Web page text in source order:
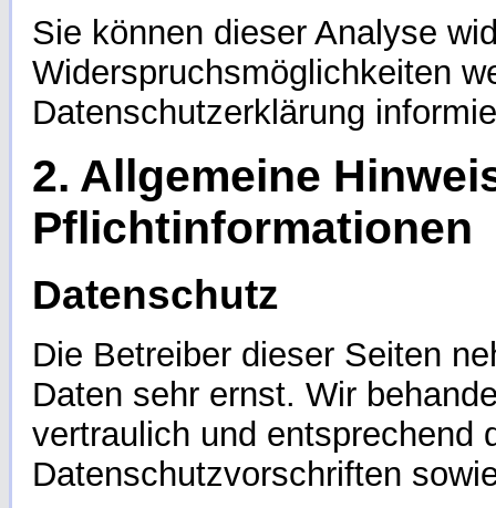
Sie können dieser Analyse
Widerspruchsmöglichkeiten
Datenschutzerklärung
2. Allgemeine
Pflichtinformationen
Datenschutz
Die Betreiber dieser Seiten
Daten sehr ernst. Wir
vertraulich und entsprechend
Datenschutzvorschriften